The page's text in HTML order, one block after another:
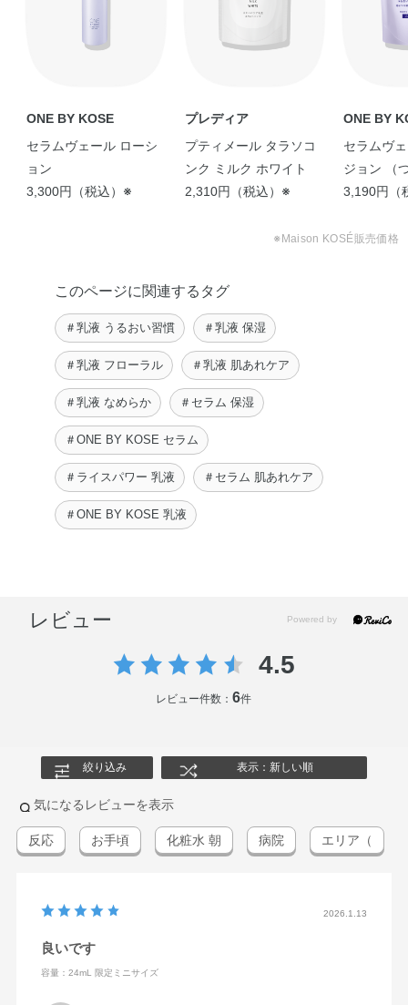
🎧❄】 今回 …
ONE BY KOSE
セラムヴェール ローシ
ョン
3,300円（税込）※
プレディア
プティメール タラソコ
ンク ミルク ホワイト
2,310円（税込）※
ONE BY
セラムヴ
ジョン （
3,190円（
※Maison KOSÉ販売価格
このページに関連するタグ
＃乳液 うるおい習慣 ＃乳液 保湿
＃乳液 フローラル ＃乳液 肌あれケア
＃乳液 なめらか ＃セラム 保湿
＃ONE BY KOSE セラム
＃ライスパワー 乳液 ＃セラム 肌あれケア
＃ONE BY KOSE 乳液
レビュー
4.5
レビュー件数：6件
絞り込み 表示：新しい順
気になるレビューを表示
反応 お手頃 化粧水 朝 病院 エリア（
2026.1.13
良いです
容量：24mL 限定ミニサイズ